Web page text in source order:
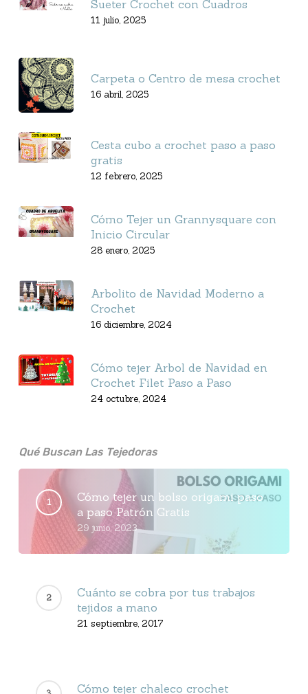
Sueter Crochet con Cuadros
11 julio, 2025
Carpeta o Centro de mesa crochet
16 abril, 2025
Cesta cubo a crochet paso a paso
gratis
12 febrero, 2025
Cómo Tejer un Grannysquare con
Inicio Circular
28 enero, 2025
Arbolito de Navidad Moderno a
Crochet
16 diciembre, 2024
Cómo tejer Arbol de Navidad en
Crochet Filet Paso a Paso
24 octubre, 2024
Qué Buscan Las Tejedoras
Cómo tejer un bolso origami paso
a paso Patrón Gratis
29 junio, 2023
Cuánto se cobra por tus trabajos
tejidos a mano
21 septiembre, 2017
Cómo tejer chaleco crochet